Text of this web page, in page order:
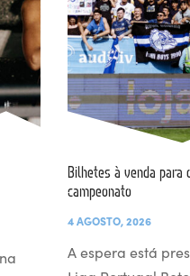
Bilhetes à venda para
campeonato
4 AGOSTO, 2026
A espera está